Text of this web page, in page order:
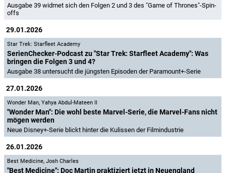
Ausgabe 39 widmet sich den Folgen 2 und 3 des "Game of Thrones"-Spin-
offs
29.01.2026
Star Trek: Starfleet Academy
SerienChecker-Podcast zu "Star Trek: Starfleet Academy": Was
bringen die Folgen 3 und 4?
Ausgabe 38 untersucht die jüngsten Episoden der Paramount+-Serie
27.01.2026
Wonder Man, Yahya Abdul-Mateen II
"Wonder Man": Die wohl beste Marvel-Serie, die Marvel-Fans nicht
mögen werden
Neue Disney+-Serie blickt hinter die Kulissen der Filmindustrie
26.01.2026
Best Medicine, Josh Charles
"Best Medicine": Doc Martin praktiziert jetzt in Neuengland